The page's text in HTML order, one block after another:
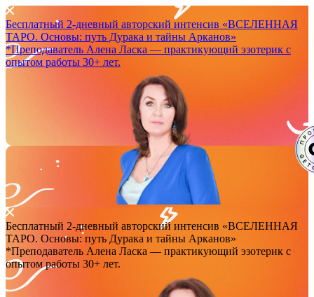
Бесплатный 2-дневный авторский интенсив «ВСЕЛЕННАЯ
ТАРО. Основы: путь Дурака и тайны Арканов»
*Преподаватель Аленa Ласка — практикующий эзотерик с
опытом работы 30+ лет.
Бесплатный 2-дневный авторский интенсив «ВСЕЛЕННАЯ
ТАРО. Основы: путь Дурака и тайны Арканов»
*Преподаватель Аленa Ласка — практикующий эзотерик с
опытом работы 30+ лет.